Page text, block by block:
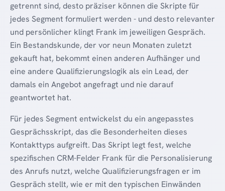
getrennt sind, desto präziser können die Skripte für
jedes Segment formuliert werden - und desto relevanter
und persönlicher klingt Frank im jeweiligen Gespräch.
Ein Bestandskunde, der vor neun Monaten zuletzt
gekauft hat, bekommt einen anderen Aufhänger und
eine andere Qualifizierungslogik als ein Lead, der
damals ein Angebot angefragt und nie darauf
geantwortet hat.
Für jedes Segment entwickelst du ein angepasstes
Gesprächsskript, das die Besonderheiten dieses
Kontakttyps aufgreift. Das Skript legt fest, welche
spezifischen CRM-Felder Frank für die Personalisierung
des Anrufs nutzt, welche Qualifizierungsfragen er im
Gespräch stellt, wie er mit den typischen Einwänden